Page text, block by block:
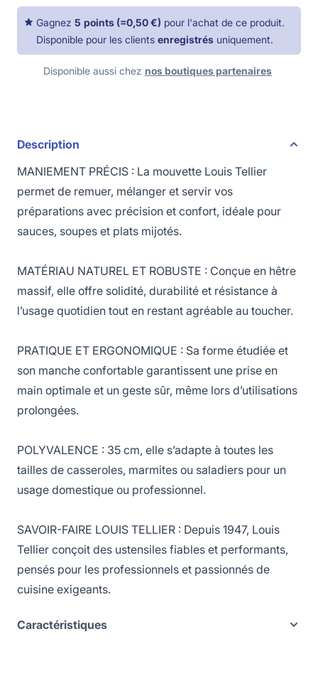
Gagnez 5 points (=0,50 €) pour l'achat de ce produit.
Disponible pour les clients enregistrés uniquement.
Disponible aussi chez nos boutiques partenaires
Description
MANIEMENT PRÉCIS : La mouvette Louis Tellier
permet de remuer, mélanger et servir vos
préparations avec précision et confort, idéale pour
sauces, soupes et plats mijotés.
MATÉRIAU NATUREL ET ROBUSTE : Conçue en hêtre
massif, elle offre solidité, durabilité et résistance à
l’usage quotidien tout en restant agréable au toucher.
PRATIQUE ET ERGONOMIQUE : Sa forme étudiée et
son manche confortable garantissent une prise en
main optimale et un geste sûr, même lors d’utilisations
prolongées.
POLYVALENCE : 35 cm, elle s’adapte à toutes les
tailles de casseroles, marmites ou saladiers pour un
usage domestique ou professionnel.
SAVOIR-FAIRE LOUIS TELLIER : Depuis 1947, Louis
Tellier conçoit des ustensiles fiables et performants,
pensés pour les professionnels et passionnés de
cuisine exigeants.
Caractéristiques